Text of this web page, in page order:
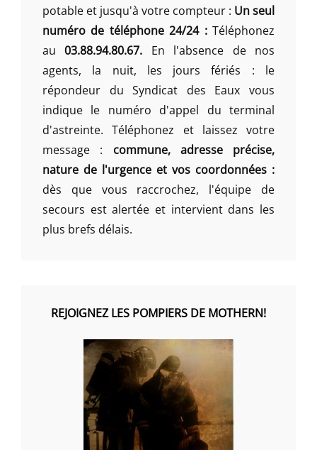
potable et jusqu'à votre compteur : Un seul
numéro de téléphone 24/24 :Téléphonez
au03.88.94.80.67. En l'absence de nos
agents, la nuit, les jours fériés : le
répondeur du Syndicat des Eaux vous
indique le numéro d'appel du terminal
d'astreinte. Téléphonez et laissez votre
message : commune, adresse précise,
nature de l'urgence et vos coordonnées :
dès que vous raccrochez, l'équipe de
secours est alertée et intervient dans les
plus brefs délais.
REJOIGNEZ LES POMPIERS DE MOTHERN!